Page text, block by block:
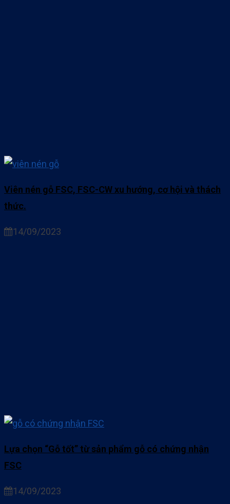
Viên nén gỗ FSC, FSC-CW xu hướng, cơ hội và thách
thức.
14/09/2023
Lựa chọn “Gỗ tốt” từ sản phẩm gỗ có chứng nhận
FSC
14/09/2023